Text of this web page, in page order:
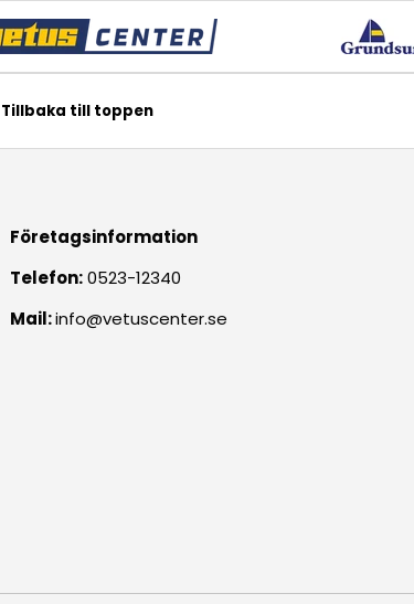
Tillbaka till toppen
Företagsinformation
Telefon:0523-12340
Mail:info@vetuscenter.se